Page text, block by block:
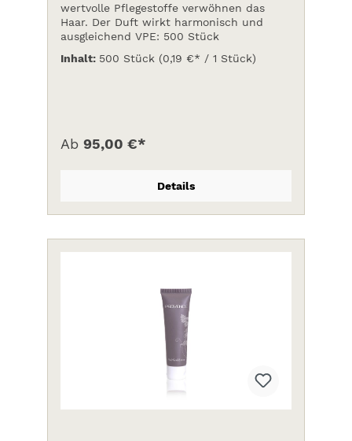
wertvolle Pflegestoffe verwöhnen das
Haar. Der Duft wirkt harmonisch und
ausgleichend VPE: 500 Stück
Inhalt: 500 Stück (0,19 €* / 1 Stück)
Ab 95,00 €*
Details